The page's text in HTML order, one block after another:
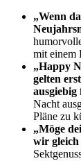
„Wenn
mit einem
„Happy
gelten
ausgiebig
Nacht
Pläne zu
„Möge
wir gleich